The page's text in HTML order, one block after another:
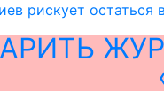
рискует